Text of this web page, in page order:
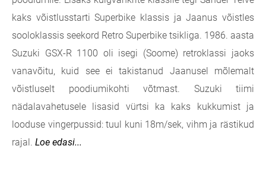
kaks võistlusstarti Superbike klassis ja Jaanus võistles
sooloklassis seekord Retro Superbike tsikliga. 1986. aasta
Suzuki GSX-R 1100 oli isegi (Soome) retroklassi jaoks
vanavõitu, kuid see ei takistanud Jaanusel mõlemalt
võistluselt poodiumikohti võtmast. Suzuki tiimi
nädalavahetusele lisasid vürtsi ka kaks kukkumist ja
looduse vingerpussid: tuul kuni 18m/sek, vihm ja rästikud
rajal. Loe edasi...